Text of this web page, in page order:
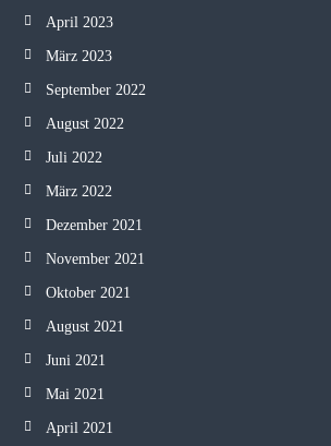
April 2023
März 2023
September 2022
August 2022
Juli 2022
März 2022
Dezember 2021
November 2021
Oktober 2021
August 2021
Juni 2021
Mai 2021
April 2021